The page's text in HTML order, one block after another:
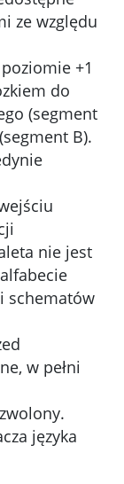
ze względu
+1
do
(segment
B).
nie jest
schematów
w pełni
języka